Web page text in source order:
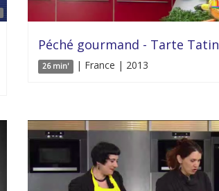
Péché gourmand - Tarte Tatin
26 min' | France | 2013